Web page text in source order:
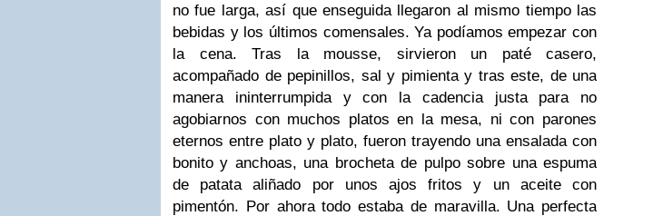
no fue larga, así que enseguida llegaron al mismo tiempo las
bebidas y los últimos comensales. Ya podíamos empezar con
la cena. Tras la mousse, sirvieron un paté casero,
acompañado de pepinillos, sal y pimienta y tras este, de una
manera ininterrumpida y con la cadencia justa para no
agobiarnos con muchos platos en la mesa, ni con parones
eternos entre plato y plato, fueron trayendo una ensalada con
bonito y anchoas, una brocheta de pulpo sobre una espuma
de patata aliñado por unos ajos fritos y un aceite con
pimentón. Por ahora todo estaba de maravilla. Una perfecta